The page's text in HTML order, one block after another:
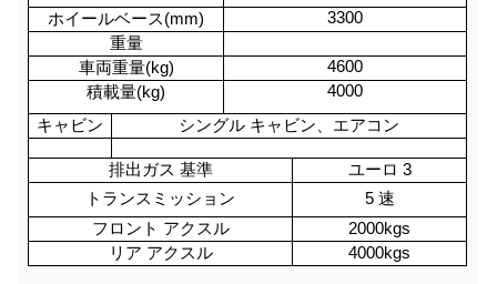
ホイールベース(mm)
3300
重量
車両重量(kg)
4600
積載量(kg)
4000
キャビン
シングル キャビン、エアコン
排出ガス 基準
ユーロ 3
トランスミッション
5 速
フロント アクスル
2000kgs
リア アクスル
4000kgs